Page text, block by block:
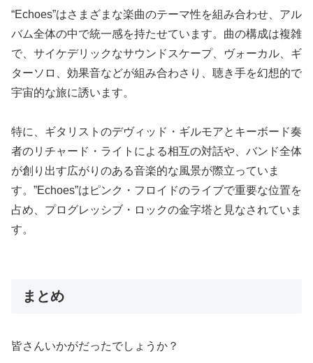
“Echoes”はさまざまな楽曲のテーマ性を組み合わせ、アル
バム全体の中で統一感を持たせています。曲の構成は複雑
で、サイケデリックなサウンドスケープ、ヴォーカル、ギ
ターソロ、効果音などが組み合わさり、聴き手を幻想的で
宇宙的な旅に誘います。
特に、ギタリストのデヴィッド・ギルモアとキーボード奏
者のリチャード・ライトによる相互の対話や、バンド全体
が創り出す広がりのある音楽的な風景が際立っていま
す。”Echoes”はピンク・フロイドのライブで重要な位置を
占め、プログレッシブ・ロックの金字塔と見なされていま
す。
まとめ
皆さんいかがだったでしょうか？